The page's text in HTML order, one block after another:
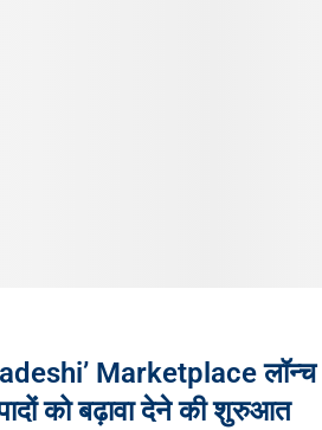
Marketplace लॉन्च
को बढ़ावा देने की शुरुआत